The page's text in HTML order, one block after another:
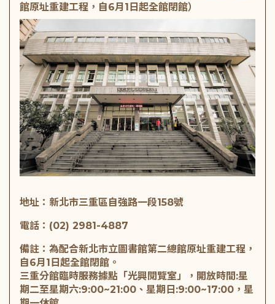
館原址重建工程，自6月1日起全館閉館）
地址：新北市三重區自強路一段158號
電話：(02) 2981-4887
備註：為配合新北市立圖書館第二總館原址重建工程，
自6月1日起全館閉館。
三重分館臨時服務據點「光興閱覽室」，開放時間:星
期二至星期六:9:00~21:00、星期日:9:00~17:00，星